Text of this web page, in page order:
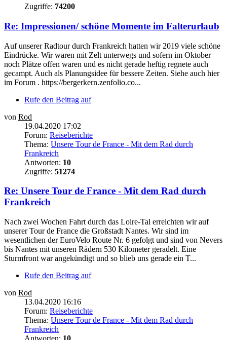
Zugriffe: 74200
Re: Impressionen/ schöne Momente im Falterurlaub
Auf unserer Radtour durch Frankreich hatten wir 2019 viele schöne
Eindrücke. Wir waren mit Zelt unterwegs und sofern im Oktober
noch Plätze offen waren und es nicht gerade heftig regnete auch
gecampt. Auch als Planungsidee für bessere Zeiten. Siehe auch hier
im Forum . https://bergerkern.zenfolio.co...
Rufe den Beitrag auf
von Rod
19.04.2020 17:02
Forum: Reiseberichte
Thema: Unsere Tour de France - Mit dem Rad durch
Frankreich
Antworten: 10
Zugriffe: 51274
Re: Unsere Tour de France - Mit dem Rad durch
Frankreich
Nach zwei Wochen Fahrt durch das Loire-Tal erreichten wir auf
unserer Tour de France die Großstadt Nantes. Wir sind im
wesentlichen der EuroVelo Route Nr. 6 gefolgt und sind von Nevers
bis Nantes mit unseren Rädern 530 Kilometer geradelt. Eine
Sturmfront war angekündigt und so blieb uns gerade ein T...
Rufe den Beitrag auf
von Rod
13.04.2020 16:16
Forum: Reiseberichte
Thema: Unsere Tour de France - Mit dem Rad durch
Frankreich
Antworten: 10